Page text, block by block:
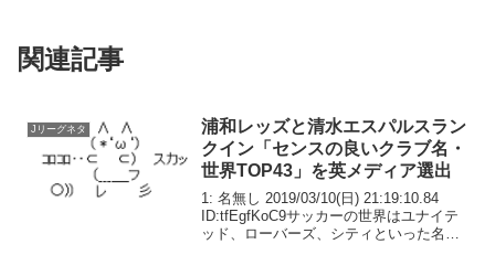
関連記事
Jリーグネタ
浦和レッズと清水エスパルスラン
クイン「センスの良いクラブ名・
世界TOP43」を英メディア選出
1: 名無し 2019/03/10(日) 21:19:10.84
ID:tfEgfKoC9サッカーの世界はユナイテ
ッド、ローバーズ、シティといった名前